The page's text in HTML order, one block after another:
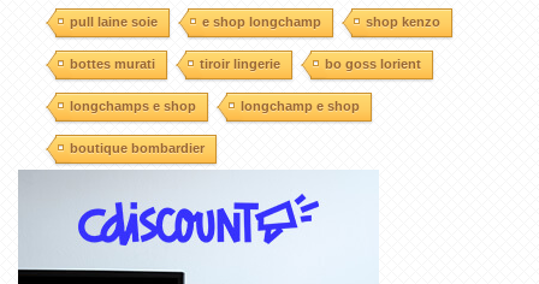
pull laine soie e shop longchamp shop kenzo
bottes murati tiroir lingerie bo goss lorient
longchamps e shop longchamp e shop
boutique bombardier